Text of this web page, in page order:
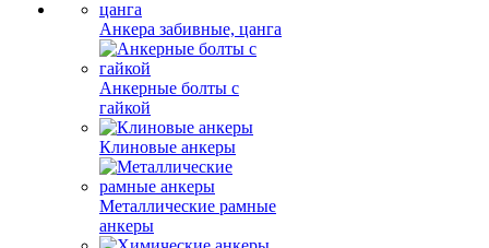
Анкера забивные, цанга
Анкерные болты с
гайкой
Клиновые анкеры
Металлические рамные
анкеры